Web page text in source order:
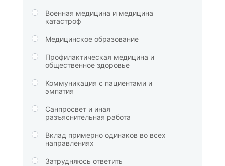
Военная медицина и медицина
катастроф
Медицинское образование
Профилактическая медицина и
общественное здоровье
Коммуникация с пациентами и
эмпатия
Санпросвет и иная
разъяснительная работа
Вклад примерно одинаков во всех
направлениях
Затрудняюсь ответить